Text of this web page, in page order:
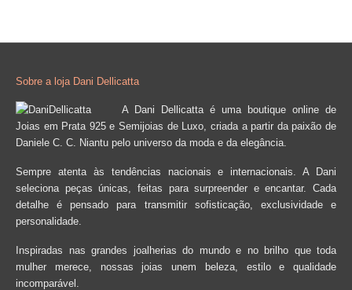
Sobre a loja Dani Dellicatta
A Dani Dellicatta é uma boutique online de
Joias em Prata 925 e Semijoias de Luxo, criada a partir da paixão de
Daniele C. C. Niantu pelo universo da moda e da elegância.
Sempre atenta às tendências nacionais e internacionais. A Dani
seleciona peças únicas, feitas para surpreender e encantar. Cada
detalhe é pensado para transmitir sofisticação, exclusividade e
personalidade.
Inspiradas nas grandes joalherias do mundo e no brilho que toda
mulher merece, nossas joias unem beleza, estilo e qualidade
incomparável.